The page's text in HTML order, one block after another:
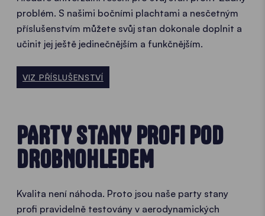
problém. S našimi bočními plachtami a nesčetným
příslušenstvím můžete svůj stan dokonale doplnit a
učinit jej ještě jedinečnějším a funkčnějším.
VIZ PŘÍSLUŠENSTVÍ
PARTY STANY PROFI POD
DROBNOHLEDEM
Kvalita není náhoda. Proto jsou naše party stany
profi pravidelně testovány v aerodynamických